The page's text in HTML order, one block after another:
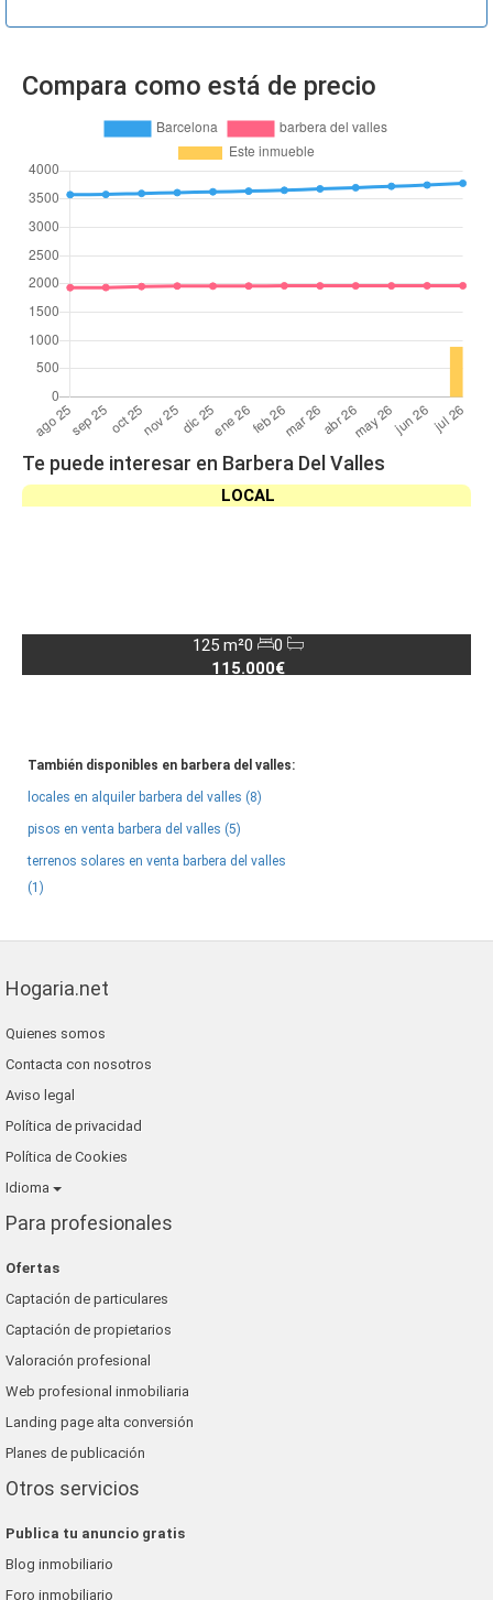
Compara como está de precio
Te puede interesar en Barbera Del Valles
LOCAL
125 m²0
0
115.000€
También disponibles en barbera del valles:
locales en alquiler barbera del valles (8)
pisos en venta barbera del valles (5)
terrenos solares en venta barbera del valles
(1)
Hogaria.net
Quienes somos
Contacta con nosotros
Aviso legal
Política de privacidad
Política de Cookies
Idioma
Para profesionales
Ofertas
Captación de particulares
Captación de propietarios
Valoración profesional
Web profesional inmobiliaria
Landing page alta conversión
Planes de publicación
Otros servicios
Publica tu anuncio gratis
Blog inmobiliario
Foro inmobiliario